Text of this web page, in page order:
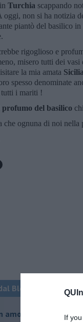
If
Turchia scappando
oggi, non si ha notizia
piantò del basilico
rigoglioso e
misero tutti dei
la mia amata Sicilia
spesso denominate
i mariti !
profumo del basilico
che ognuna di noi
Blog “Legami
amore nato ai